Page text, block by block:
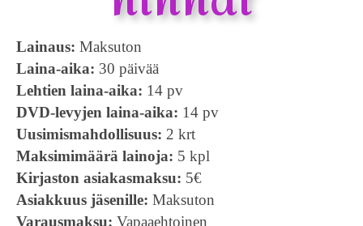
Lainaus: Maksuton
Laina-aika: 30 päivää
Lehtien laina-aika: 14 pv
DVD-levyjen laina-aika: 14 pv
Uusimismahdollisuus: 2 krt
Maksimimäärä lainoja: 5 kpl
Kirjaston asiakasmaksu: 5€
Asiakkuus jäsenille: Maksuton
Varausmaksu: Vapaaehtoinen